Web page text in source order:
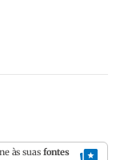
às suas fontes